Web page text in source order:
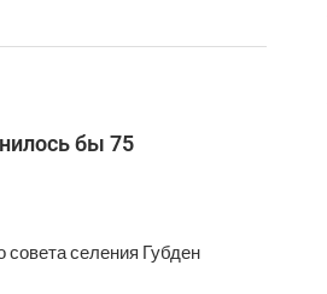
бы 75
селения Губден